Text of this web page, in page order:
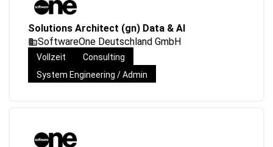
Solutions Architect (gn) Data & AI
SoftwareOne Deutschland GmbH
Vollzeit
Consulting
System Engineering / Admin